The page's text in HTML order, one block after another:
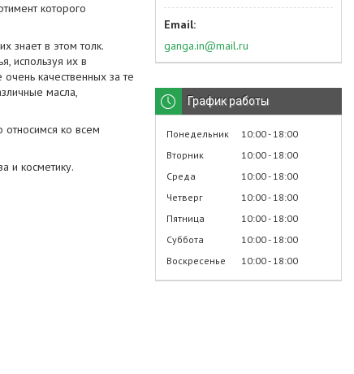
которого
знает в этом толк.
используя их в
качественных за те
масла,
относимся ко всем
и косметику.
ganga.in@mail.ru
График работы
Понедельник 10:00 18:00
Вторник
10:00 18:00
Среда
10:00 18:00
Четверг
10:00 18:00
Пятница
10:00 18:00
Суббота
10:00 18:00
Воскресенье
10:00 18:00